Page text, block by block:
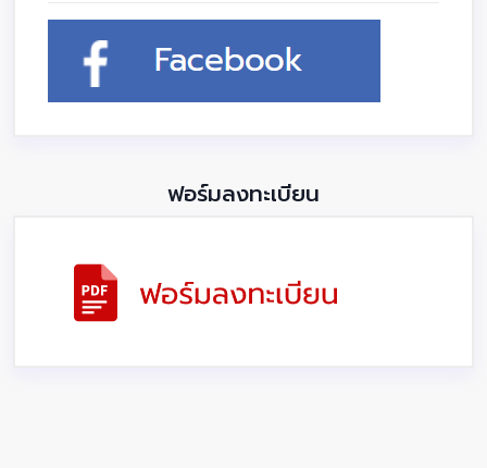
ฟอร์มลงทะเบียน